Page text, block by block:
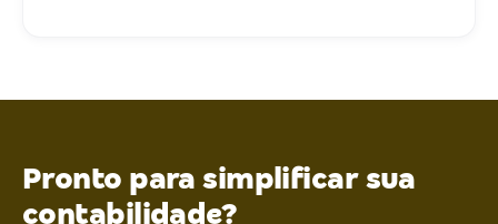
Pronto para simplificar sua
contabilidade?